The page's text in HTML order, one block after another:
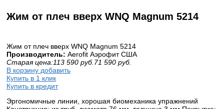
Жим от плеч вверх WNQ Magnum 5214
Жим от плеч вверх WNQ Magnum 5214
Производитель: Aerofit Аэрофит США
Старая цена:113 590 руб. 71 590 руб.
В корзину добавить
Купить в 1 клик
Купить в кредит
Эргономичные линии, хорошая биомеханика упражнений